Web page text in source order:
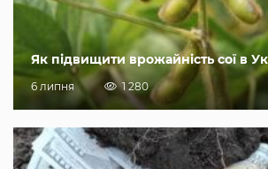
Як підвищити врожайність сої в
6 липня 1 280